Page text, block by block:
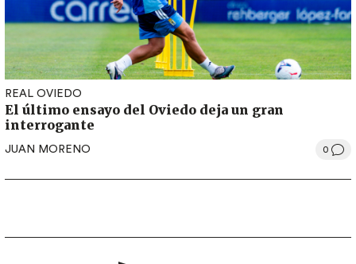
REAL OVIEDO
El último ensayo del Oviedo deja un gran
interrogante
JUAN MORENO 0